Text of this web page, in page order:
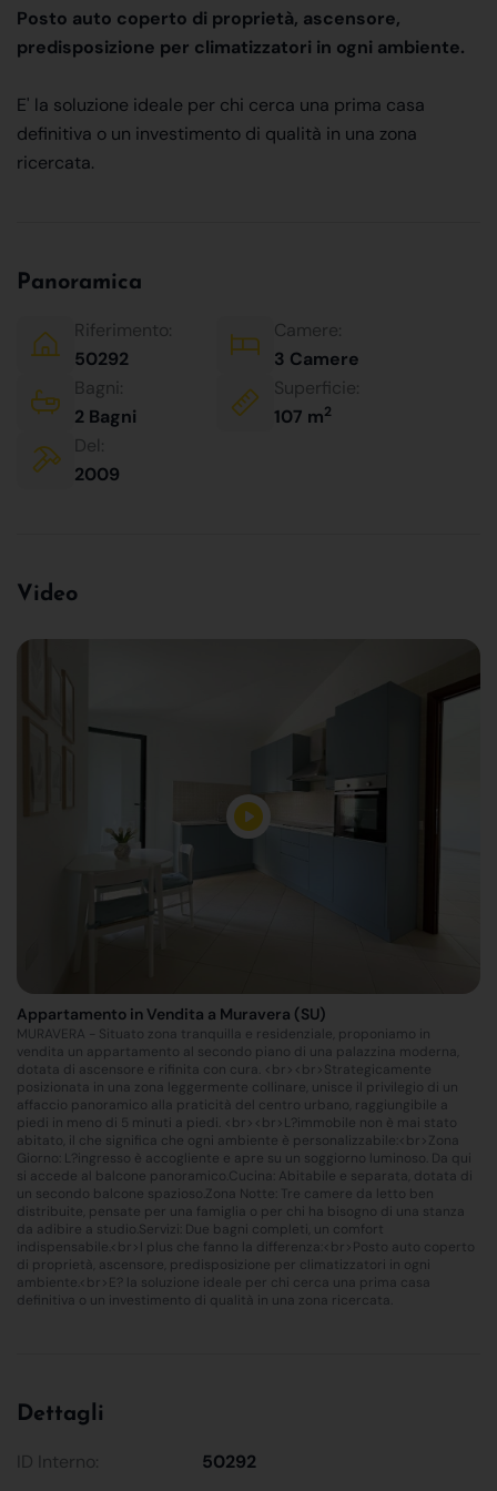
Posto auto coperto di proprietà, ascensore,
predisposizione per climatizzatori in ogni ambiente.
E' la soluzione ideale per chi cerca una prima casa
definitiva o un investimento di qualità in una zona
ricercata.
Panoramica
Riferimento:
50292
Camere:
3 Camere
Bagni:
2 Bagni
Superficie:
107 m2
Del:
2009
Video
Appartamento in Vendita a Muravera (SU)
MURAVERA - Situato zona tranquilla e residenziale, proponiamo in
vendita un appartamento al secondo piano di una palazzina moderna,
dotata di ascensore e rifinita con cura. <br><br>Strategicamente
posizionata in una zona leggermente collinare, unisce il privilegio di un
affaccio panoramico alla praticità del centro urbano, raggiungibile a
piedi in meno di 5 minuti a piedi. <br><br>L?immobile non è mai stato
abitato, il che significa che ogni ambiente è personalizzabile:<br>Zona
Giorno: L?ingresso è accogliente e apre su un soggiorno luminoso. Da qui
si accede al balcone panoramico.Cucina: Abitabile e separata, dotata di
un secondo balcone spazioso.Zona Notte: Tre camere da letto ben
distribuite, pensate per una famiglia o per chi ha bisogno di una stanza
da adibire a studio.Servizi: Due bagni completi, un comfort
indispensabile.<br>I plus che fanno la differenza:<br>Posto auto coperto
di proprietà, ascensore, predisposizione per climatizzatori in ogni
ambiente.<br>E? la soluzione ideale per chi cerca una prima casa
definitiva o un investimento di qualità in una zona ricercata.
Dettagli
ID Interno:
50292